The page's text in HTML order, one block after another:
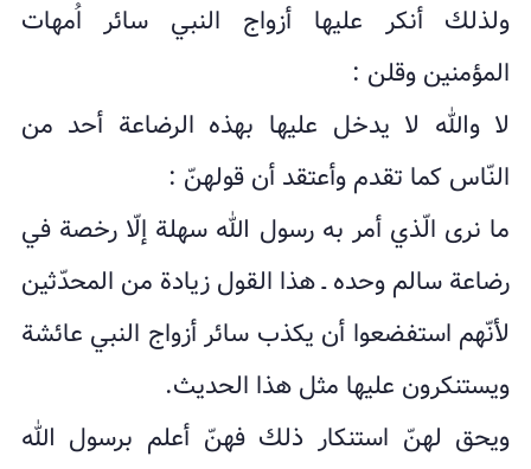
ولذلك أنکر علیها أزواج النبي سائر اُمهات
المؤمنین وقلن :
لا والله لا یدخل علیها بهذه الرضاعة أحد من
النّاس کما تقدم وأعتقد أن قولهنّ :
ما نرى الّذي أمر به رسول الله سهلة إلّا رخصة في
رضاعة سالم وحده ـ هذا القول زیادة من المحدّثین
لأنّهم استفضعوا أن یکذب سائر أزواج النبي عائشة
ویستنکرون علیها مثل هذا الحدیث.
ویحق لهنّ استنکار ذلك فهنّ أعلم برسول الله